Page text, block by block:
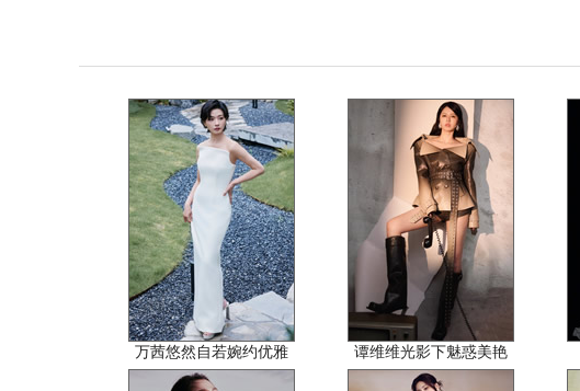
万茜悠然自若婉约优雅 谭维维光影下魅惑美艳